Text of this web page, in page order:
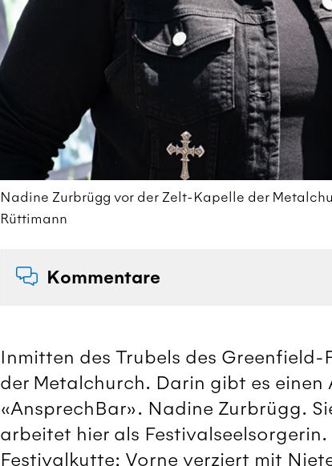
Nadine Zurbrügg vor der Zelt-Kapelle der
Rüttimann
Kommentare
Inmitten des Trubels des
der Metalchurch. Darin gibt es
«AnsprechBar». Nadine Zurbrügg.
arbeitet hier als
Festivalkutte: Vorne verziert mit